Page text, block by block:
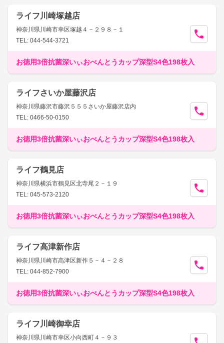
ライフ川崎塚越店
神奈川県川崎市幸区塚越４－２９８－１
TEL: 044-544-3721
お徳用3倍抗菌深いぃおべんとうカップ深型S4色198枚入
ライフさいか屋藤沢店
神奈川県藤沢市藤沢５５５さいか屋藤沢店内
TEL: 0466-50-0150
お徳用3倍抗菌深いぃおべんとうカップ深型S4色198枚入
ライフ鶴見店
神奈川県横浜市鶴見区北寺尾２－１９
TEL: 045-573-2120
お徳用3倍抗菌深いぃおべんとうカップ深型S4色198枚入
ライフ高津新作店
神奈川県川崎市高津区新作５－４－２８
TEL: 044-852-7900
お徳用3倍抗菌深いぃおべんとうカップ深型S4色198枚入
ライフ川崎御幸店
神奈川県川崎市幸区小向西町４－９３